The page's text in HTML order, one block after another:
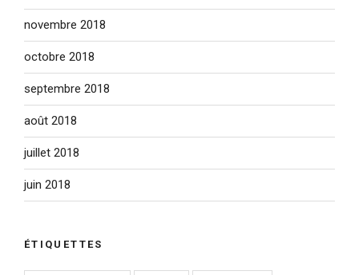
novembre 2018
octobre 2018
septembre 2018
août 2018
juillet 2018
juin 2018
ÉTIQUETTES